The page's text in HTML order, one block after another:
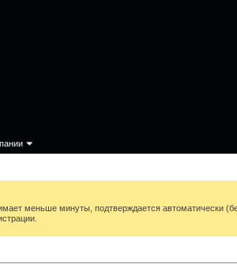
меньше минуты, подтверждается